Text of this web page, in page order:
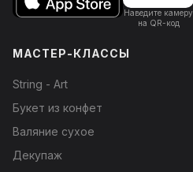
Наведите камеру
на QR-код
МАСТЕР-КЛАССЫ
String - Art
Букет из конфет
Валяние сухое
Декупаж